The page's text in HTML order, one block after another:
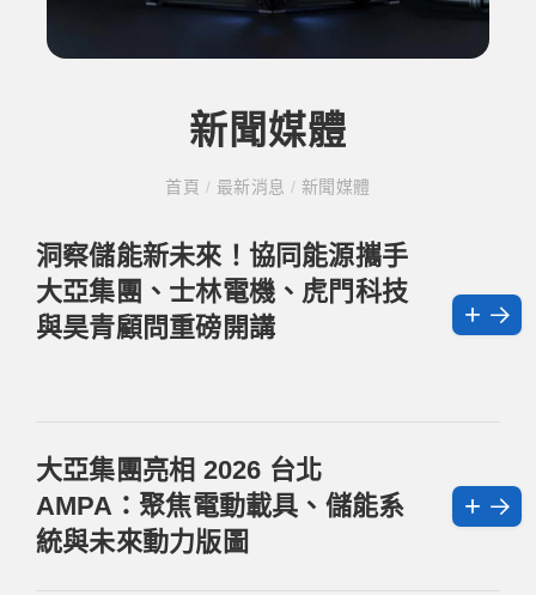
新聞媒體
首頁 / 最新消息 / 新聞媒體
洞察儲能新未來！協同能源攜手
大亞集團、士林電機、虎門科技
與昊青顧問重磅開講
+
大亞集團亮相 2026 台北
AMPA：聚焦電動載具、儲能系
統與未來動力版圖
+